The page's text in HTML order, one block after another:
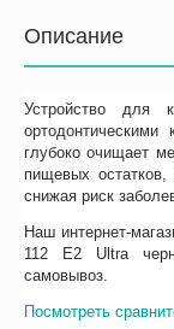
Описание
Устройство для
глубоко очищает
пищевых
снижая риск
Наш интернет-
112 E2 Ultra
самовывоз.
Посмотреть